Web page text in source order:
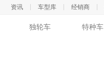
资讯 车型库 经销商
独轮车 特种车